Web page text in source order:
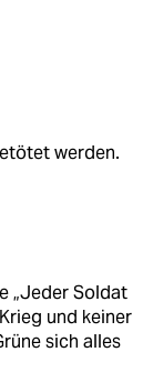
werden.
„Jeder Soldat
und keiner
sich alles